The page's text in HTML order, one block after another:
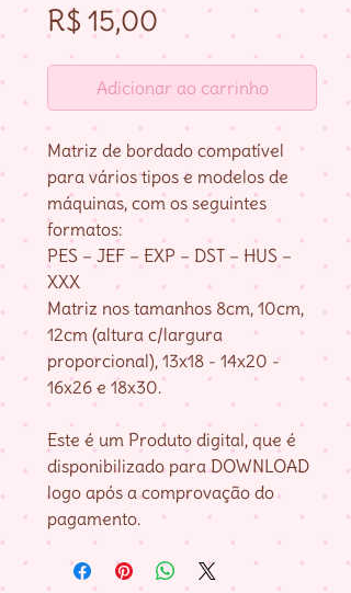
R$ 15,00Preço
Adicionar ao carrinho
Matriz de bordado compatível
para vários tipos e modelos de
máquinas, com os seguintes
formatos:
PES – JEF – EXP – DST – HUS –
XXX
Matriz nos tamanhos 8cm, 10cm,
12cm (altura c/largura
proporcional), 13x18 - 14x20 -
16x26 e 18x30.
Este é um Produto digital, que é
disponibilizado para DOWNLOAD
logo após a comprovação do
pagamento.